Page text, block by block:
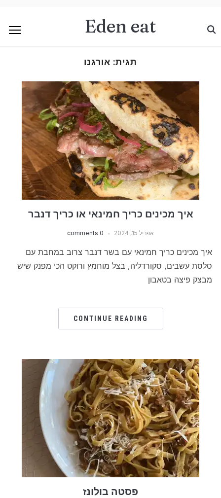
Eden eat
תגית: אורגנו
איך מכינים כריך חמינאי או כריך דנבר
אפריל 15, 2024 0 comments
איך מכינים כריך חמינאי עם בשר דנבר צרוב במחבת עם
סלסת עשבים, סקורדליה, בצל מוחמץ ורוקט הכי מפנק שיש
מבצק פיצה בטאבון
CONTINUE READING
פסטה בולונז